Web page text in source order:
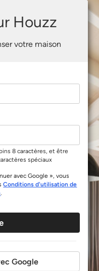
Houzz
votre maison
8 caractères, et être
spéciaux
avec Google », vous
Conditions d'utilisation de
.
Google